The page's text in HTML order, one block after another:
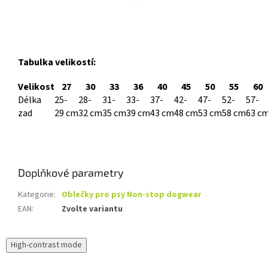
Tabulka velikostí:
Velikost 27 30 33 36 40 45 50 55
60
Délka
zad
25-
29 cm
28-
32 cm
31-
35 cm
33-
39 cm
37-
43 cm
42-
48 cm
47-
53 cm
52-
58 cm
57-
63
Doplňkové parametry
Kategorie: Oblečky pro psy Non-stop dogwear
EAN: Zvolte variantu
High-contrast mode